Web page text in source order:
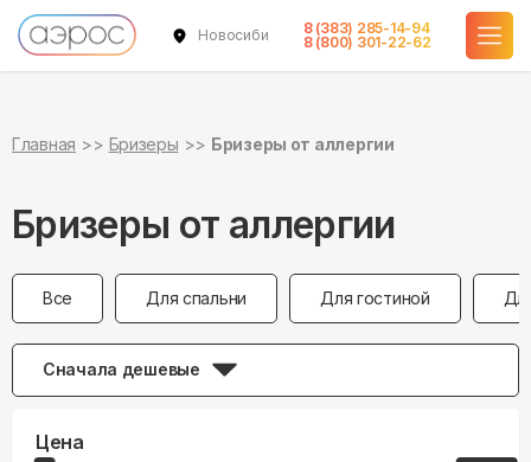
Новосибирск
8 (383) 285-14-94
8 (800) 301-22-62
Главная Бризеры Бризеры от аллергии
Бризеры от аллергии
Все Для спальни Для гостиной
Сначала дешевые
Цена